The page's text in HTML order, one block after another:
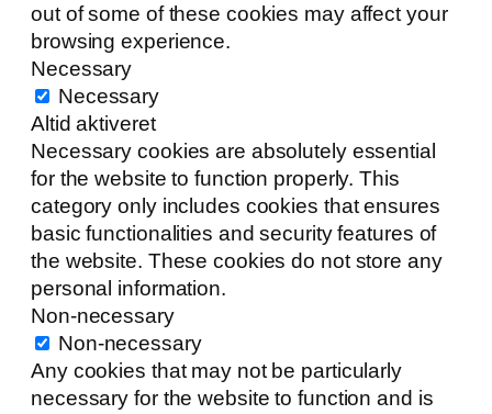
out of some of these cookies may affect your
browsing experience.
Necessary
Necessary
Altid aktiveret
Necessary cookies are absolutely essential
for the website to function properly. This
category only includes cookies that ensures
basic functionalities and security features of
the website. These cookies do not store any
personal information.
Non-necessary
Non-necessary
Any cookies that may not be particularly
necessary for the website to function and is